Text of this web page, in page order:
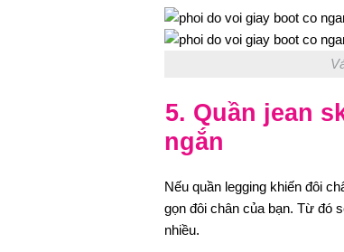
5. Quần jean
ngắn
Nếu quần legging khiến đôi
gọn đôi chân của bạn. Từ đó
nhiều.